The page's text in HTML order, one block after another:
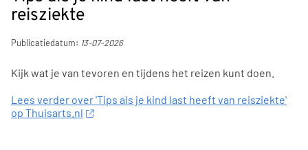
reisziekte
Publicatiedatum: 13-07-2026
Kijk wat je van tevoren en tijdens het reizen kunt doen.
Lees verder over 'Tips als je kind last heeft van reisziekte'
op Thuisarts.nl